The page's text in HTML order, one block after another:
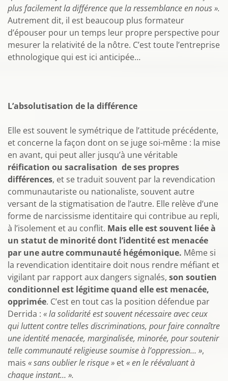
plus facilement la différence que la ressemblance en nous ».
Autrement dit, il est beaucoup plus formateur
d’épouser pour un temps leur propre perspective pour
mesurer la relativité de la nôtre. C’est toute l’entreprise
ethnologique qui est ici anticipée…
L’absolutisation de la différence
Elle est souvent le symétrique de l’attitude précédente,
et concerne la façon dont on se juge soi-même : la mise
en avant, qui peut aller jusqu’à une véritable
réification ou sacralisation de ses propres
différences, et se traduit souvent par la revendication
communautariste ou nationaliste, souvent autre
versant de la stigmatisation de l’autre. Elle relève d’une
forme de narcissisme identitaire qui contribue au repli,
à l’isolement et au conflit. Mais elle est souvent liée à
un statut de minorité dont l’identité est menacée
par une autre communauté hégémonique. Même si
la revendication identitaire doit nous rendre méfiant et
vigilant par rapport aux dangers signalés, son soutien
conditionnel est légitime quand elle est menacée,
opprimée. C’est en tout cas la position défendue par
Derrida : « la solidarité est souvent nécessaire avec ceux
qui luttent contre telles discriminations, pour faire connaître
une identité menacée, marginalisée, minorée, pour soutenir
telle communauté religieuse soumise à l’oppression… »,
mais « sans oublier le risque » et« en le réévaluant à
chaque instant… ».